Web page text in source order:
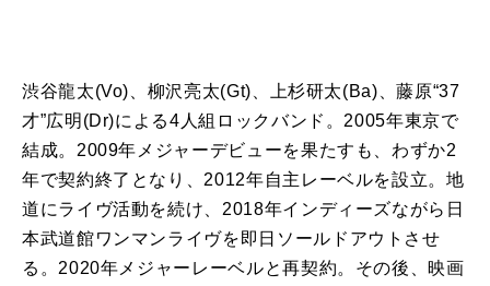
渋谷龍太(Vo)、柳沢亮太(Gt)、上杉研太(Ba)、藤原“37
才”広明(Dr)による4人組ロックバンド。2005年東京で
結成。2009年メジャーデビューを果たすも、わずか2
年で契約終了となり、2012年自主レーベルを設立。地
道にライヴ活動を続け、2018年インディーズながら日
本武道館ワンマンライヴを即日ソールドアウトさせ
る。2020年メジャーレーベルと再契約。その後、映画